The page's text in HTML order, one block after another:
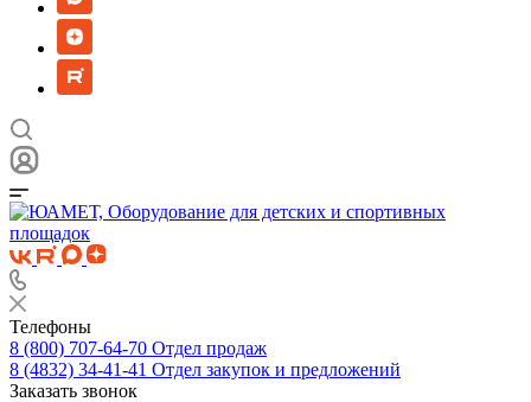
Телефоны
8 (800) 707-64-70 Отдел продаж
8 (4832) 34-41-41 Отдел закупок и предложений
Заказать звонок